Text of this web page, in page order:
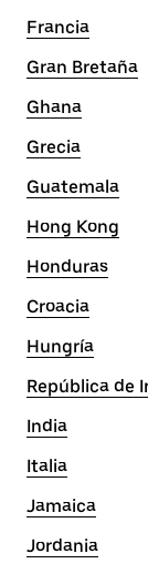
Francia
Gran Bretaña
Ghana
Grecia
Guatemala
Hong Kong
Honduras
Croacia
Hungría
República de
India
Italia
Jamaica
Jordania